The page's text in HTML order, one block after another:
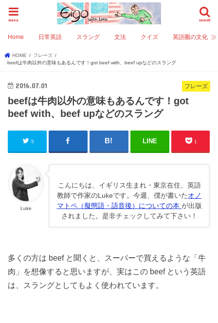
search
menu
Home 日常英語 スラング 文法 クイズ 英語圏の文化
HOME
フレーズ
beefは牛肉以外の意味もあるんです！got beef with、beef upなどのスラング
フレーズ
2016.07.01
beefは牛肉以外の意味もあるんです！got
beef with、beef upなどのスラング
5 LINE 1
Luke
こんにちは、イギリス生まれ・東京在住、英語
教師で作家のLukeです。今週、僕が書いたオノ
マトペ（擬態語・語音後）についての本 が出版
されました。是非チェックしてみて下さい！
多くの方は beef と聞くと、スーパーで買えるような「牛
肉」を想像すると思いますが、実はこの beef という英語
は、スラングとしてもよく使われています。